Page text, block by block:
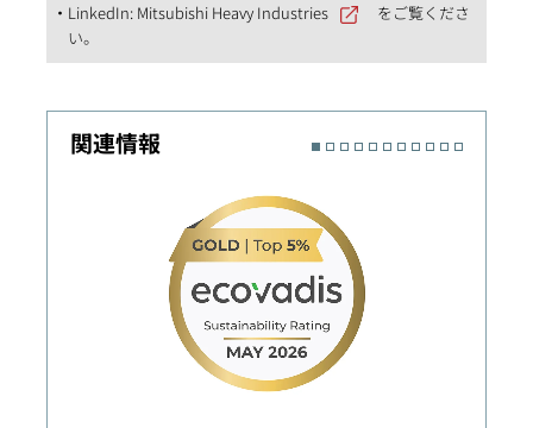
LinkedIn: Mitsubishi Heavy Industries
をご覧くださ
い。
関連情報